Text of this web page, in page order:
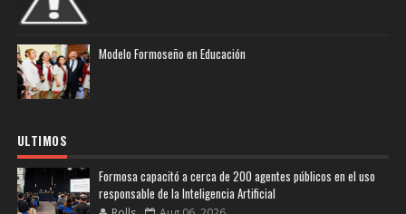
Modelo Formoseño en Educación
ULTIMOS
Formosa capacitó a cerca de 200 agentes públicos en el uso
responsable de la Inteligencia Artificial